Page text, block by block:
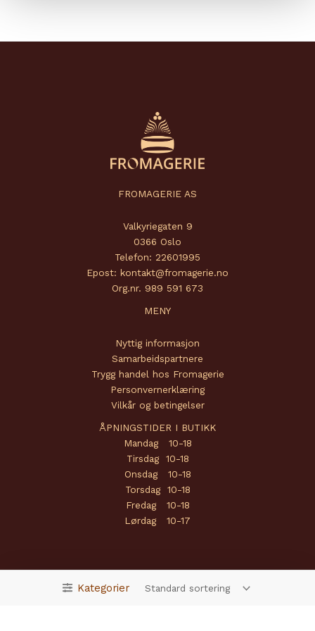
Kategorier
FROMAGERIE AS
Valkyriegaten 9
0366 Oslo
Telefon: 22601995
Epost: kontakt@fromagerie.no
Org.nr. 989 591 673
MENY
Nyttig informasjon
Samarbeidspartnere
Trygg handel hos Fromagerie
Personvernerklæring
Vilkår og betingelser
ÅPNINGSTIDER I BUTIKK
Mandag 10-18
Tirsdag 10-18
Onsdag 10-18
Torsdag 10-18
Fredag 10-18
Lørdag 10-17